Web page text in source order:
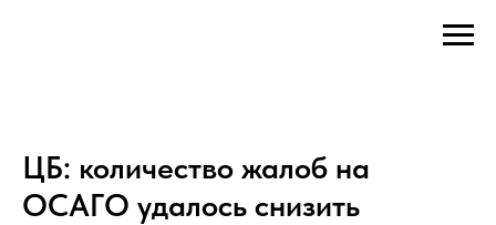
ЦБ: количество жалоб на
ОСАГО удалось снизить